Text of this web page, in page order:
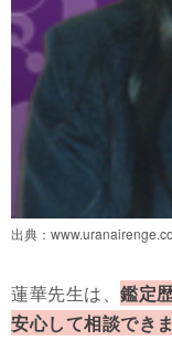
出典：
蓮華先生は、 鑑定
安心して相談できま